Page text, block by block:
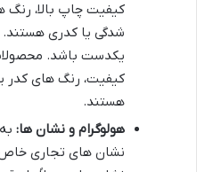
کیفیت چاپ بالا،
شدگی یا کدری هستند.
یکدست باشد.
کیفیت، رنگ های کدر
هستند.
هولوگرام و نشان ها:
نشان های تجاری